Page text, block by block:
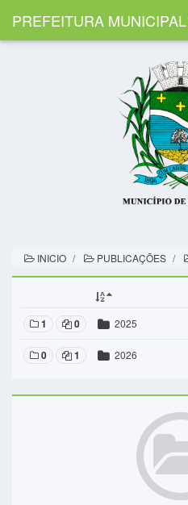
PREFEITURA
INICIO PUBLICAÇÕES
1 0 2025
0 1 2026